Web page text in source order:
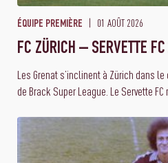
ÉQUIPE PREMIÈRE 01 AOÛT 2026
FC ZÜRICH – SERVETTE
Les Grenat s’inclinent à Zürich dans
de Brack Super League. Le Servette FC